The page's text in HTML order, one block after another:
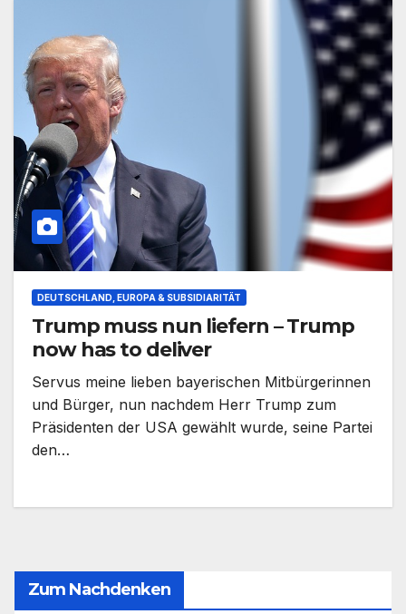
DEUTSCHLAND, EUROPA & SUBSIDIARITÄT
Trump muss nun liefern – Trump
now has to deliver
Servus meine lieben bayerischen Mitbürgerinnen
und Bürger, nun nachdem Herr Trump zum
Präsidenten der USA gewählt wurde, seine Partei
den…
Zum Nachdenken